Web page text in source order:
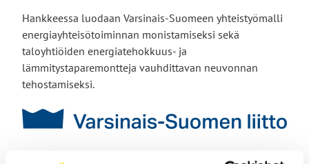
Hankkeessa luodaan Varsinais-Suomeen yhteistyömalli
energiayhteisötoiminnan monistamiseksi sekä
taloyhtiöiden energiatehokkuus- ja
lämmitystaparemontteja vauhdittavan neuvonnan
tehostamiseksi.